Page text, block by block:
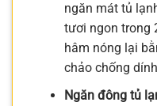
ngăn mát tủ
tươi ngon trong
hâm nóng lại
chảo chống
Ngăn đông tủ